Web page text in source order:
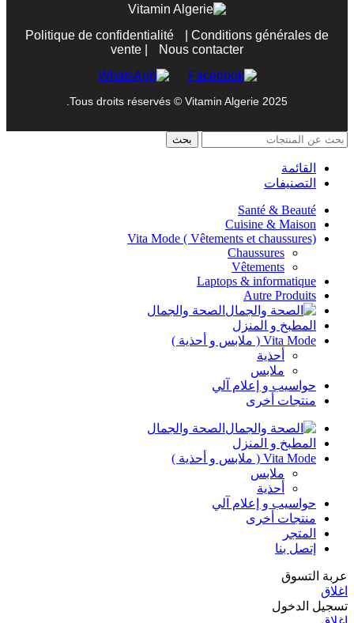
Politique de confidentialité
Conditions générales de
vente
Nous contacter
Tous droits réservés © Vitamin Algerie 2025.
بحث
القائمة
التصنيفات
Santé & Beauté
Cuisine & Maison
Vita Mode ( Vêtements et chaussures)
Chaussures
Vêtements
Laptops & informatique
Autre Produits
الصحة والجمال
المطبخ و المنزل
Vita Mode ( ملابس و أحذية )
أحذية
ملابس
حواسيب و إعلام آلي
منتجات أخرى
الصحة والجمال
المطبخ و المنزل
Vita Mode ( ملابس و أحذية )
ملابس
أحذية
حواسيب و إعلام آلي
منتجات أخرى
المتجر
إتصل بنا
عربة التسوق
اغلاق
تسجيل الدخول